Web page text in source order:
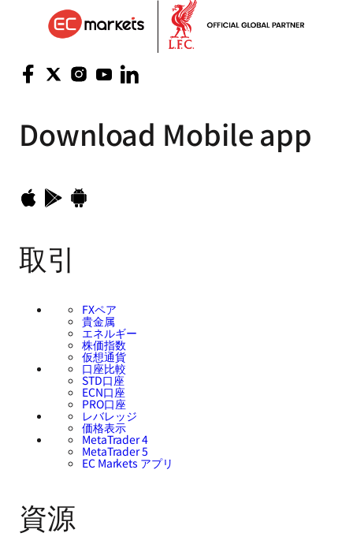
Download Mobile app
取引
FXペア
貴金属
エネルギー
株価指数
仮想通貨
口座比較
STD口座
ECN口座
PRO口座
レバレッジ
価格表示
MetaTrader 4
MetaTrader 5
EC Markets アプリ
資源